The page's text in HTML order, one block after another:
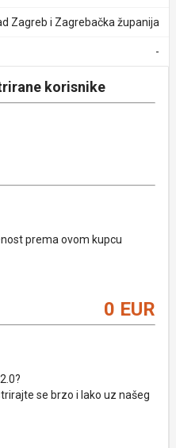
Zagreb i Zagrebačka županija
-
korisnike
prema ovom kupcu
0 EUR
se brzo i lako uz našeg